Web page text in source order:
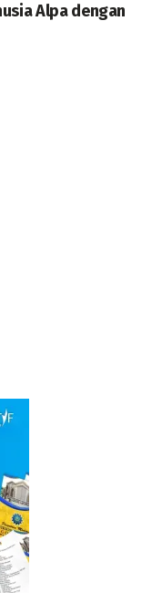
Alpa dengan